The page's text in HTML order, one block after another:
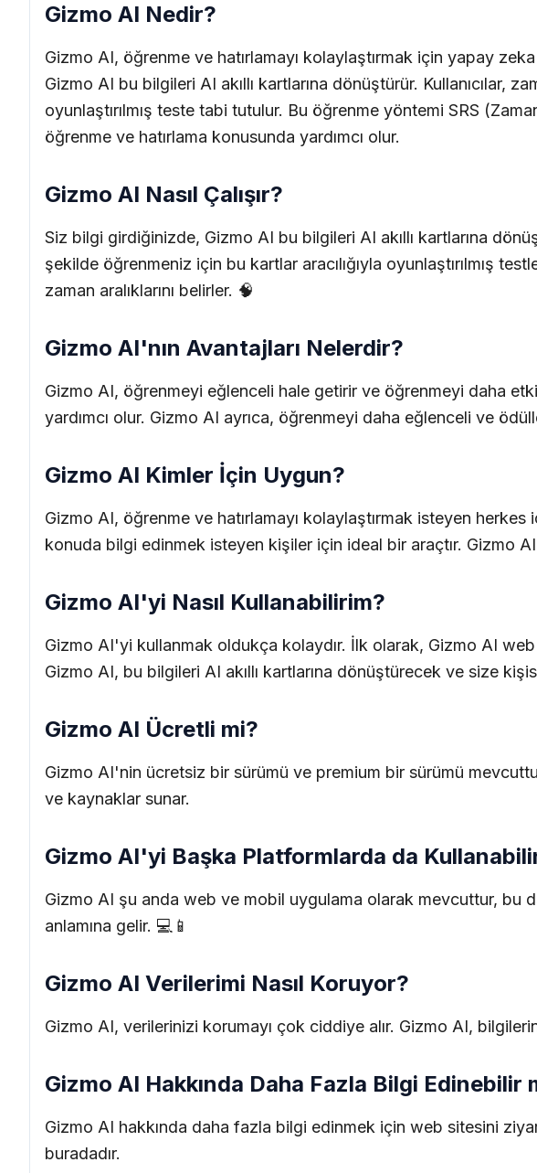
Gizmo AI Nedir?
Gizmo AI, öğrenme ve hatırlamayı kolaylaştırmak için yapay
Gizmo AI bu bilgileri AI akıllı kartlarına dönüştürür. Kullanıcılar,
oyunlaştırılmış teste tabi tutulur. Bu öğrenme yöntemi SRS
öğrenme ve hatırlama konusunda yardımcı olur.
Gizmo AI Nasıl Çalışır?
Siz bilgi girdiğinizde, Gizmo AI bu bilgileri AI akıllı kartlarına
şekilde öğrenmeniz için bu kartlar aracılığıyla oyunlaştırılmış
zaman aralıklarını belirler. 🧠
Gizmo AI'nın Avantajları Nelerdir?
Gizmo AI, öğrenmeyi eğlenceli hale getirir ve öğrenmeyi daha
yardımcı olur. Gizmo AI ayrıca, öğrenmeyi daha eğlenceli ve
Gizmo AI Kimler İçin Uygun?
Gizmo AI, öğrenme ve hatırlamayı kolaylaştırmak isteyen
konuda bilgi edinmek isteyen kişiler için ideal bir araçtır. Gizmo
Gizmo AI'yi Nasıl Kullanabilirim?
Gizmo AI'yi kullanmak oldukça kolaydır. İlk olarak, Gizmo AI
Gizmo AI, bu bilgileri AI akıllı kartlarına dönüştürecek ve size
Gizmo AI Ücretli mi?
Gizmo AI'nin ücretsiz bir sürümü ve premium bir sürümü
ve kaynaklar sunar.
Gizmo AI'yi Başka Platformlarda da
Gizmo AI şu anda web ve mobil uygulama olarak mevcuttur, bu
anlamına gelir. 💻📱
Gizmo AI Verilerimi Nasıl Koruyor?
Gizmo AI, verilerinizi korumayı çok ciddiye alır. Gizmo AI,
Gizmo AI Hakkında Daha Fazla Bilgi Edinebilir
Gizmo AI hakkında daha fazla bilgi edinmek için web sitesini
buradadır.